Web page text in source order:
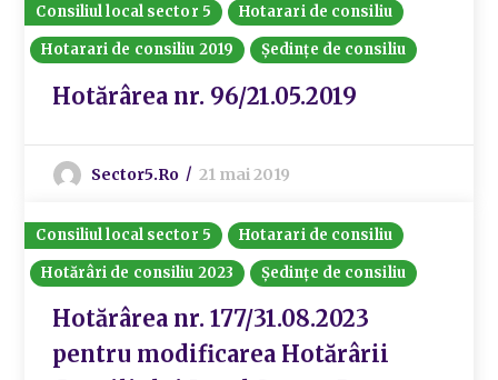
Consiliul local sector 5
Hotarari de consiliu
Hotarari de consiliu 2019
Ședințe de consiliu
Hotărârea nr. 96/21.05.2019
Sector5.ro 21 mai 2019
Consiliul local sector 5
Hotarari de consiliu
Hotărâri de consiliu 2023
Ședințe de consiliu
Hotărârea nr. 177/31.08.2023
pentru modificarea Hotărârii